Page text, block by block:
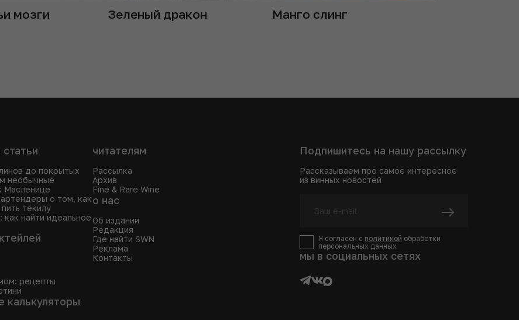
мозги Зеленый дракон Манго слинг
до покрытых
необычные
Масленице
о том, как
текилу
как найти идеальное
рецепты
калькуляторы
читателям
Рассылка
Архив
Fine & Rare Wine
о нас
Об издании
Редакция
Где найти SWN
Реклама
Контакты
Подпишитесь на нашу рассылку
Рассказываем про самое интересное
из винных новостей
Я согласен с политикой обработки
персональных данных
мы в социальных сетях